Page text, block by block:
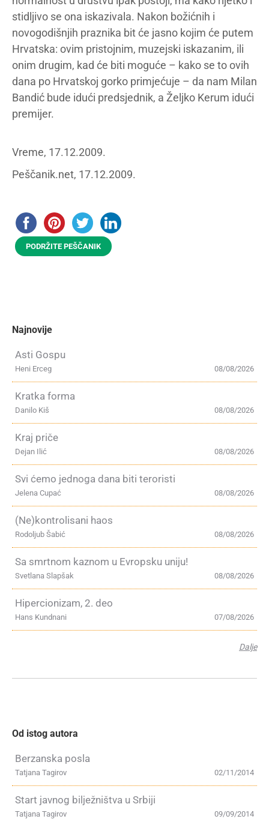
stidljivo se ona iskazivala. Nakon božićnih i
novogodišnjih praznika bit će jasno kojim će putem
Hrvatska: ovim pristojnim, muzejski iskazanim, ili
onim drugim, kad će biti moguće – kako se to ovih
dana po Hrvatskoj gorko primjećuje – da nam Milan
Bandić bude idući predsjednik, a Željko Kerum idući
premijer.
Vreme, 17.12.2009.
Peščanik.net, 17.12.2009.
PODRŽITE PEŠČANIK
Najnovije
Asti Gospu
08/08/2026
Heni Erceg
Kratka forma
08/08/2026
Danilo Kiš
Kraj priče
08/08/2026
Dejan Ilić
Svi ćemo jednoga dana biti teroristi
08/08/2026
Jelena Cupać
(Ne)kontrolisani haos
08/08/2026
Rodoljub Šabić
Sa smrtnom kaznom u Evropsku uniju!
08/08/2026
Svetlana Slapšak
Hipercionizam, 2. deo
07/08/2026
Hans Kundnani
Dalje
Od istog autora
Berzanska posla
02/11/2014
Tatjana Tagirov
Start javnog bilježništva u Srbiji
09/09/2014
Tatjana Tagirov